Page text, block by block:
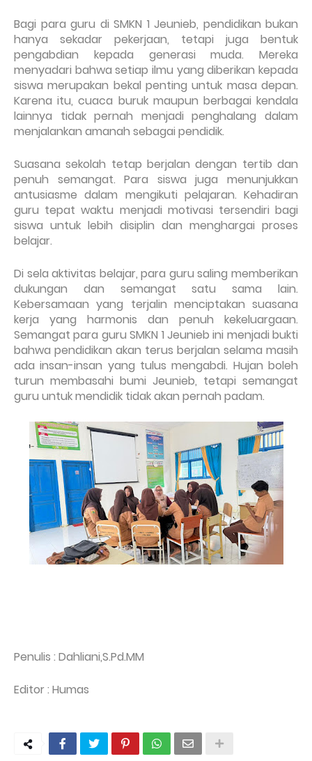
Bagi para guru di SMKN 1 Jeunieb, pendidikan bukan
hanya sekadar pekerjaan, tetapi juga bentuk
pengabdian kepada generasi muda. Mereka
menyadari bahwa setiap ilmu yang diberikan kepada
siswa merupakan bekal penting untuk masa depan.
Karena itu, cuaca buruk maupun berbagai kendala
lainnya tidak pernah menjadi penghalang dalam
menjalankan amanah sebagai pendidik.
Suasana sekolah tetap berjalan dengan tertib dan
penuh semangat. Para siswa juga menunjukkan
antusiasme dalam mengikuti pelajaran. Kehadiran
guru tepat waktu menjadi motivasi tersendiri bagi
siswa untuk lebih disiplin dan menghargai proses
belajar.
Di sela aktivitas belajar, para guru saling memberikan
dukungan dan semangat satu sama lain.
Kebersamaan yang terjalin menciptakan suasana
kerja yang harmonis dan penuh kekeluargaan.
Semangat para guru SMKN 1 Jeunieb ini menjadi bukti
bahwa pendidikan akan terus berjalan selama masih
ada insan-insan yang tulus mengabdi. Hujan boleh
turun membasahi bumi Jeunieb, tetapi semangat
guru untuk mendidik tidak akan pernah padam.
Penulis : Dahliani,S.Pd.MM
Editor : Humas